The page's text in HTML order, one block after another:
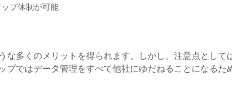
プ体制が可能
な多くのメリットを得られます。しかし、注意点として
ではデータ管理をすべて他社にゆだねることになるた